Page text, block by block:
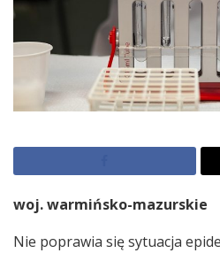
woj. warmińsko-mazurskie
Nie poprawia się sytuacja